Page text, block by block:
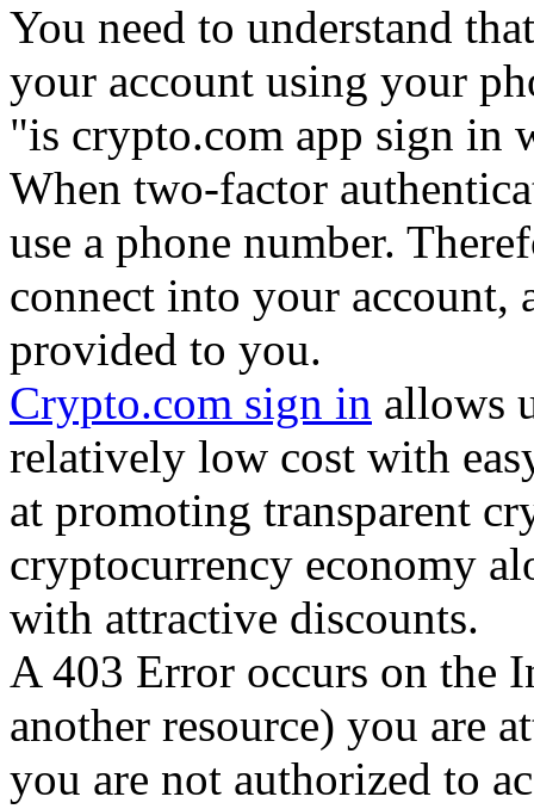
You need to understand
your account using your
"is crypto.com app sign in
When two-factor
use a phone number.
connect into your account,
provided to you.
Crypto.com sign in allows
relatively low cost with
at promoting transparent
cryptocurrency economy
with attractive discounts.
A 403 Error occurs on the
another resource) you are
you are not authorized to